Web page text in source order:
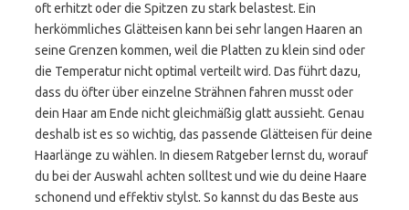
oft erhitzt oder die Spitzen zu stark belastest. Ein
herkömmliches Glätteisen kann bei sehr langen Haaren an
seine Grenzen kommen, weil die Platten zu klein sind oder
die Temperatur nicht optimal verteilt wird. Das führt dazu,
dass du öfter über einzelne Strähnen fahren musst oder
dein Haar am Ende nicht gleichmäßig glatt aussieht. Genau
deshalb ist es so wichtig, das passende Glätteisen für deine
Haarlänge zu wählen. In diesem Ratgeber lernst du, worauf
du bei der Auswahl achten solltest und wie du deine Haare
schonend und effektiv stylst. So kannst du das Beste aus